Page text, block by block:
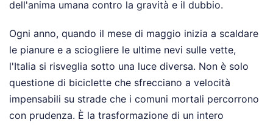
dell'anima umana contro la gravità e il dubbio.
Ogni anno, quando il mese di maggio inizia a scaldare
le pianure e a sciogliere le ultime nevi sulle vette,
l'Italia si risveglia sotto una luce diversa. Non è solo
questione di biciclette che sfrecciano a velocità
impensabili su strade che i comuni mortali percorrono
con prudenza. È la trasformazione di un intero